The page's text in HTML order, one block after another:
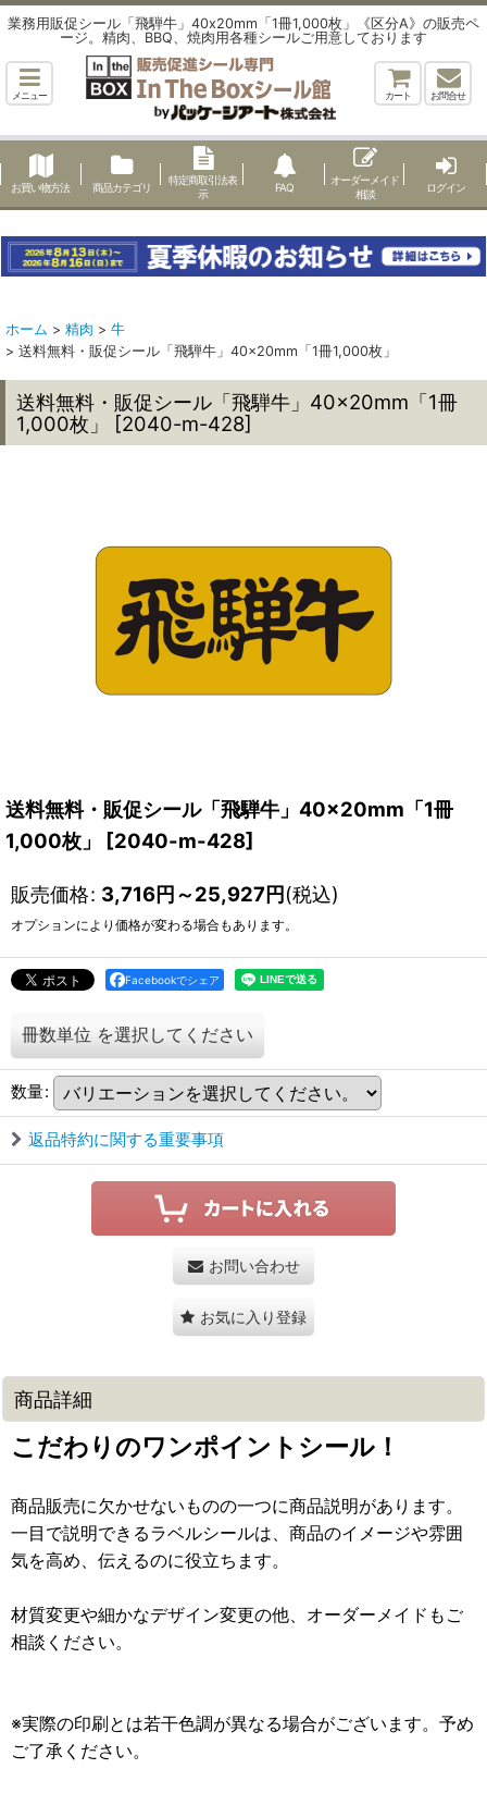
業務用販促シール「飛騨牛」40x20mm「1冊1,000枚」《区分A》の販売ペ
ージ。精肉、BBQ、焼肉用各種シールご用意しております
メニュー カート お問合せ
お買い物方法 商品カテゴリ
特定商取引法表
示
FAQ
オーダーメイド
相談
ログイン
ホーム > 精肉 > 牛
> 送料無料・販促シール「飛騨牛」40×20mm「1冊1,000枚」
送料無料・販促シール「飛騨牛」40×20mm「1冊
1,000枚」
[2040-m-428]
送料無料・販促シール「飛騨牛」40×20mm「1冊
1,000枚」
[2040-m-428]
販売価格: 3,716円～25,927円(税込)
オプションにより価格が変わる場合もあります。
Facebookでシェア
冊数単位 を選択してください
数量:
返品特約に関する重要事項
お問い合わせ
お気に入り登録
商品詳細
こだわりのワンポイントシール！
商品販売に欠かせないものの一つに商品説明があります。
一目で説明できるラベルシールは、商品のイメージや雰囲
気を高め、伝えるのに役立ちます。
材質変更や細かなデザイン変更の他、オーダーメイドもご
相談ください。
※実際の印刷とは若干色調が異なる場合がございます。予め
ご了承ください。